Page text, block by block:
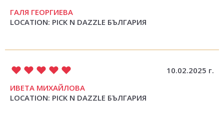
ГАЛЯ ГЕОРГИЕВА
LOCATION: PICK N DAZZLE БЪЛГАРИЯ
10.02.2025 г.
ИВЕТА МИХАЙЛОВА
LOCATION: PICK N DAZZLE БЪЛГАРИЯ